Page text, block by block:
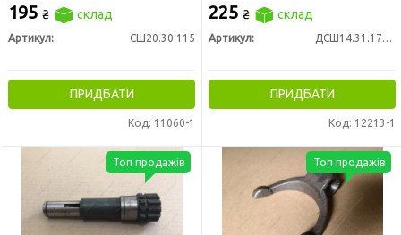
195 ₴ склад
Артикул: СШ20.30.115
ПРИДБАТИ
Код: 11060-1
225 ₴ склад
Артикул: ДСШ14.31.179-1
ПРИДБАТИ
Код: 12213-1
Топ продажів Топ продажів